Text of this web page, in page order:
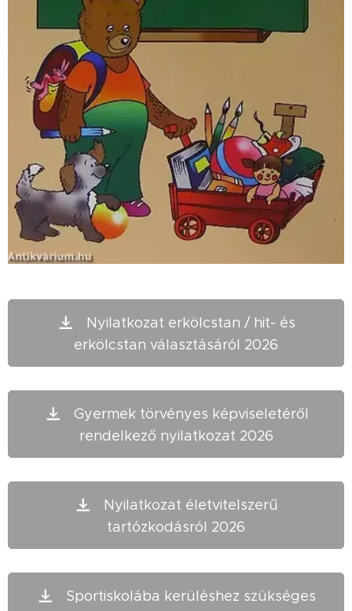
Nyilatkozat erkölcstan / hit- és
erkölcstan választásáról 2026
Gyermek törvényes képviseletéről
rendelkező nyilatkozat 2026
Nyilatkozat életvitelszerű
tartózkodásról 2026
Sportiskolába kerüléshez szükséges